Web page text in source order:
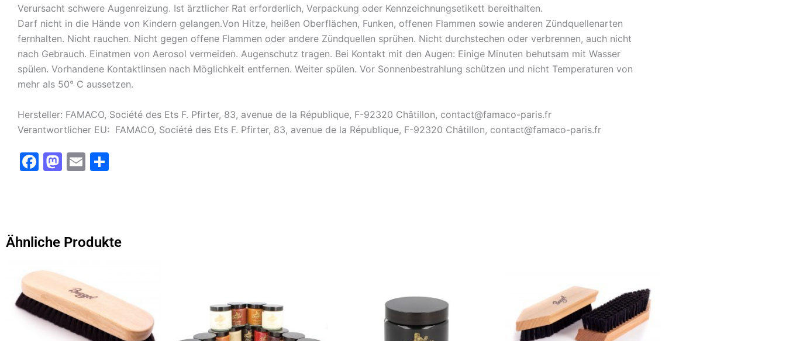
Verursacht schwere Augenreizung. Ist ärztlicher Rat erforderlich, Verpackung oder Kennzeichnungsetikett bereithalten.
Darf nicht in die Hände von Kindern gelangen.Von Hitze, heißen Oberflächen, Funken, offenen Flammen sowie anderen Zündquellenarten
fernhalten. Nicht rauchen. Nicht gegen offene Flammen oder andere Zündquellen sprühen. Nicht durchstechen oder verbrennen, auch nicht
nach Gebrauch. Einatmen von Aerosol vermeiden. Augenschutz tragen. Bei Kontakt mit den Augen: Einige Minuten behutsam mit Wasser
spülen. Vorhandene Kontaktlinsen nach Möglichkeit entfernen. Weiter spülen. Vor Sonnenbestrahlung schützen und nicht Temperaturen von
mehr als 50° C aussetzen.
Hersteller: FAMACO, Société des Ets F. Pfirter, 83, avenue de la République, F-92320 Châtillon, contact@famaco-paris.fr
Verantwortlicher EU: FAMACO, Société des Ets F. Pfirter, 83, avenue de la République, F-92320 Châtillon, contact@famaco-paris.fr
F
b
o
o
k
M
d
o
n
E
Ähnliche Produkte